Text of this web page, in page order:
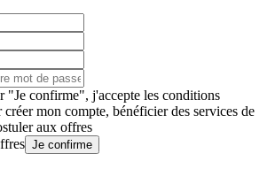
"Je confirme", j'accepte les conditions
créer mon compte, bénéficier des services de
aux offres
Je confirme